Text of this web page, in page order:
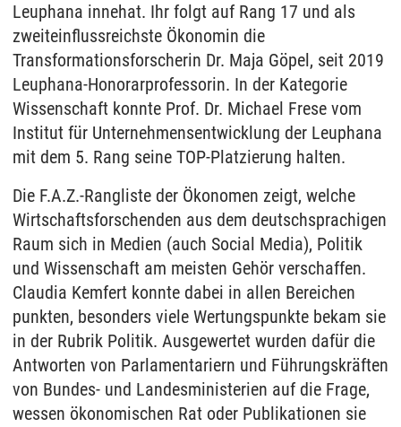
Leuphana innehat. Ihr folgt auf Rang 17 und als
zweiteinflussreichste Ökonomin die
Transformationsforscherin Dr. Maja Göpel, seit 2019
Leuphana-Honorarprofessorin. In der Kategorie
Wissenschaft konnte Prof. Dr. Michael Frese vom
Institut für Unternehmensentwicklung der Leuphana
mit dem 5. Rang seine TOP-Platzierung halten.
Die F.A.Z.-Rangliste der Ökonomen zeigt, welche
Wirtschaftsforschenden aus dem deutschsprachigen
Raum sich in Medien (auch Social Media), Politik
und Wissenschaft am meisten Gehör verschaffen.
Claudia Kemfert konnte dabei in allen Bereichen
punkten, besonders viele Wertungspunkte bekam sie
in der Rubrik Politik. Ausgewertet wurden dafür die
Antworten von Parlamentariern und Führungskräften
von Bundes- und Landesministerien auf die Frage,
wessen ökonomischen Rat oder Publikationen sie